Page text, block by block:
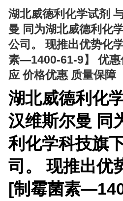
湖北威德利化学试剂
曼 同为湖北威德利化
公司。 现推出优势化
素—1400-61-9】 优惠
应 价格优惠 质量保障
湖北威德利化
汉维斯尔曼 同
利化学科技旗
司。 现推出优
[制霉菌素